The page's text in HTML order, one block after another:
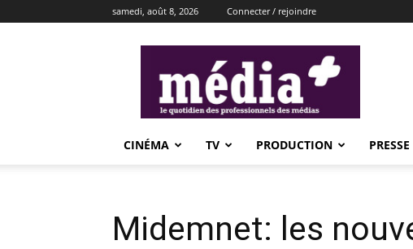
samedi, août 8, 2026 Connecter / rejoindre
CINÉMA TV PRODUCTION PRESSE
Midemnet: les